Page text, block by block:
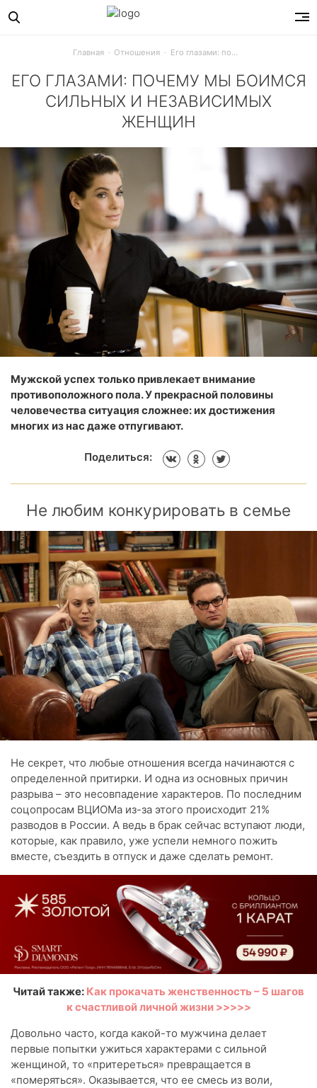
Главная Отношения
ЕГО ГЛАЗАМИ: ПОЧЕМУ МЫ БОИМСЯ
СИЛЬНЫХ И НЕЗАВИСИМЫХ
ЖЕНЩИН
Если успех мужчины делает его более
Мужской успех только привлекает внимание
противоположного пола. У прекрасной половины
человечества ситуация сложнее: их достижения
многих из нас даже отпугивают.
Поделиться:
Не любим конкурировать в семье
Не секрет, что любые отношения всегда начинаются с
определенной притирки. И одна из основных причин
разрыва – это несовпадение характеров. По последним
соцопросам ВЦИОМа из-за этого происходит 21%
разводов в России. А ведь в брак сейчас вступают люди,
которые, как правило, уже успели немного пожить
вместе, съездить в отпуск и даже сделать ремонт.
Читай также: Как прокачать женственность – 5 шагов
к счастливой личной жизни >>>>>
Довольно часто, когда какой-то мужчина делает
первые попытки ужиться характерами с сильной
женщиной, то «притереться» превращается в
«померяться». Оказывается, что ее смесь из воли,